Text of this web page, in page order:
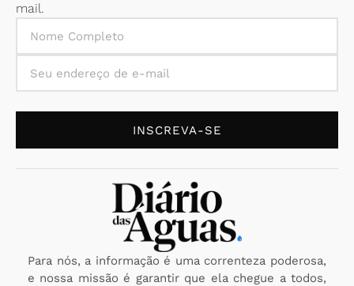
mail.
INSCREVA-SE
Para nós, a informação é uma correnteza poderosa,
e nossa missão é garantir que ela chegue a todos,